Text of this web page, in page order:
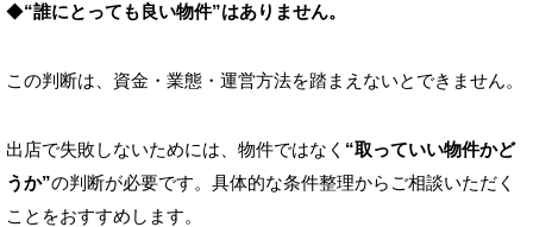
◆“誰にとっても良い物件”はありません。
この判断は、資金・業態・運営方法を踏まえないとできません。
出店で失敗しないためには、物件ではなく “取っていい物件かど
うか”の判断が必要です。具体的な条件整理からご相談いただく
ことをおすすめします。